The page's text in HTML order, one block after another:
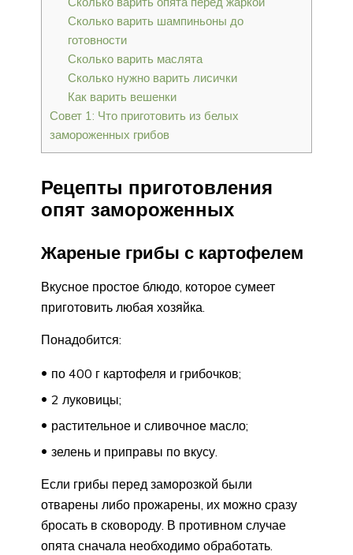
Сколько варить шампиньоны до
готовности
Сколько варить маслята
Сколько нужно варить лисички
Как варить вешенки
Совет 1: Что приготовить из белых
замороженных грибов
Рецепты приготовления
опят замороженных
Жареные грибы с картофелем
Вкусное простое блюдо, которое сумеет
приготовить любая хозяйка.
Понадобится:
по 400 г картофеля и грибочков;
2 луковицы;
растительное и сливочное масло;
зелень и приправы по вкусу.
Если грибы перед заморозкой были
отварены либо прожарены, их можно сразу
бросать в сковороду. В противном случае
опята сначала необходимо обработать.